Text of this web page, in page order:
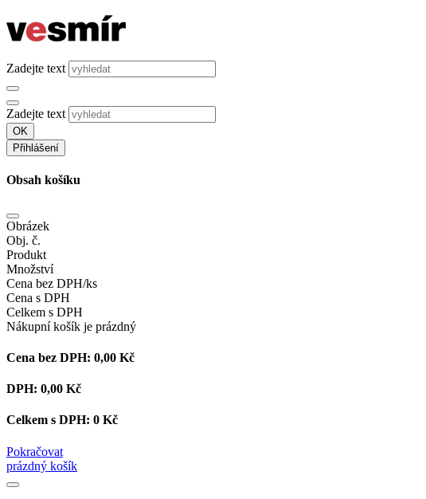
Zadejte text
Zadejte text
OK
Přihlášení
Obsah košíku
Obrázek
Obj. č.
Produkt
Množství
Cena bez DPH/ks
Cena s DPH
Celkem s DPH
Nákupní košík je prázdný
Cena bez DPH: 0,00 Kč
DPH: 0,00 Kč
Celkem s DPH: 0 Kč
Pokračovat
prázdný košík